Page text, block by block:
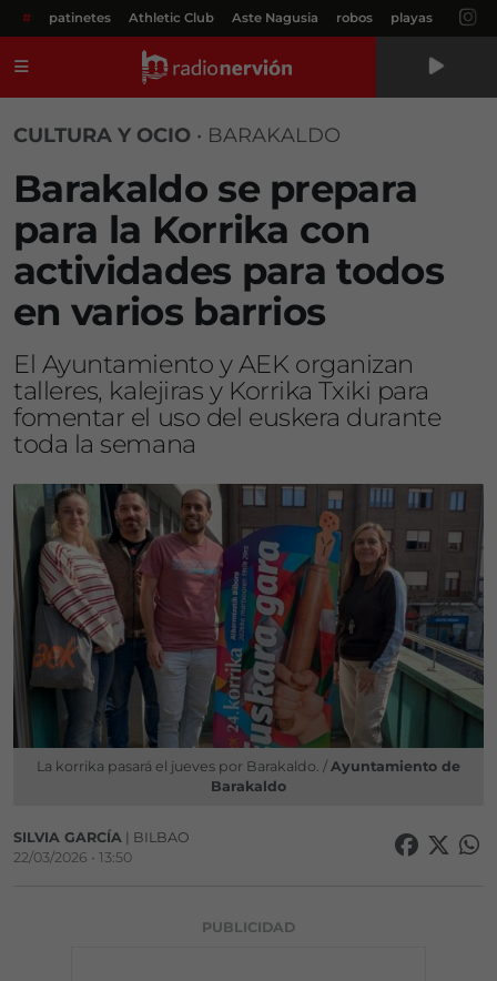
# patinetes Athletic Club Aste Nagusia robos playas
CULTURA Y OCIO • BARAKALDO
Barakaldo se prepara
para la Korrika con
actividades para todos
en varios barrios
El Ayuntamiento y AEK organizan
talleres, kalejiras y Korrika Txiki para
fomentar el uso del euskera durante
toda la semana
La korrika pasará el jueves por Barakaldo. / Ayuntamiento de
Barakaldo
SILVIA GARCÍA | BILBAO
22/03/2026 • 13:50
PUBLICIDAD